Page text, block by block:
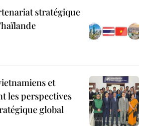
stratégique
et
les perspectives
global